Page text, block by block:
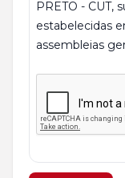
PRETO - CUT,
estabelecidas
assembleias